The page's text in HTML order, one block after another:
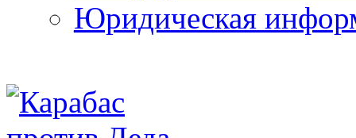
Юридическая